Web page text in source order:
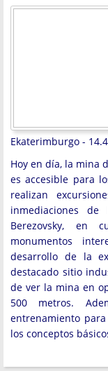
Ekaterimburgo -
Hoy en día, la mina
es accesible para
realizan
inmediaciones
Berezovsky, en
monumentos
desarrollo de la
destacado sitio
de ver la mina en
500 metros.
entrenamiento
los conceptos